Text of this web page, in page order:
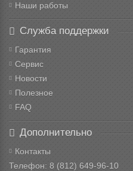
Наши работы
Служба поддержки
Гарантия
Сервис
Новости
Полезное
FAQ
Дополнительно
Контакты
Телефон: 8 (812) 649-96-10